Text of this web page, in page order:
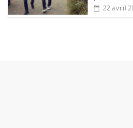
22 avril